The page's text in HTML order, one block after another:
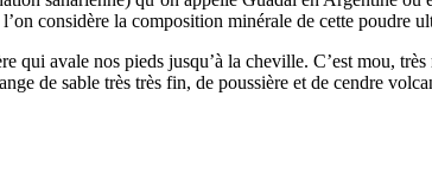
considère la composition minérale de cette poudre
qui avale nos pieds jusqu’à la cheville. C’est mou,
de sable très très fin, de poussière et de cendre